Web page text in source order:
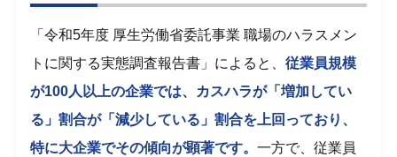
「令和5年度 厚生労働省委託事業 職場のハラスメン
トに関する実態調査報告書」によると、従業員規模
が100人以上の企業では、カスハラが「増加してい
る」割合が「減少している」割合を上回っており、
特に大企業でその傾向が顕著です。一方で、従業員